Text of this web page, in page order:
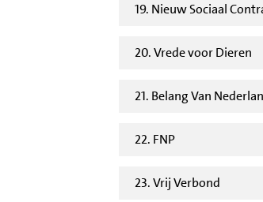
19. Nieuw Sociaal
20. Vrede voor Dieren
21. Belang Van
22. FNP
23. Vrij Verbond